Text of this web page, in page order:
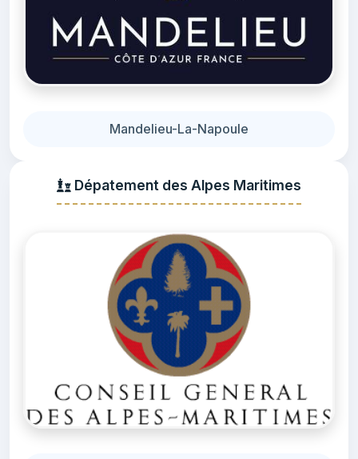
Mandelieu-La-Napoule
Dépatement des Alpes Maritimes